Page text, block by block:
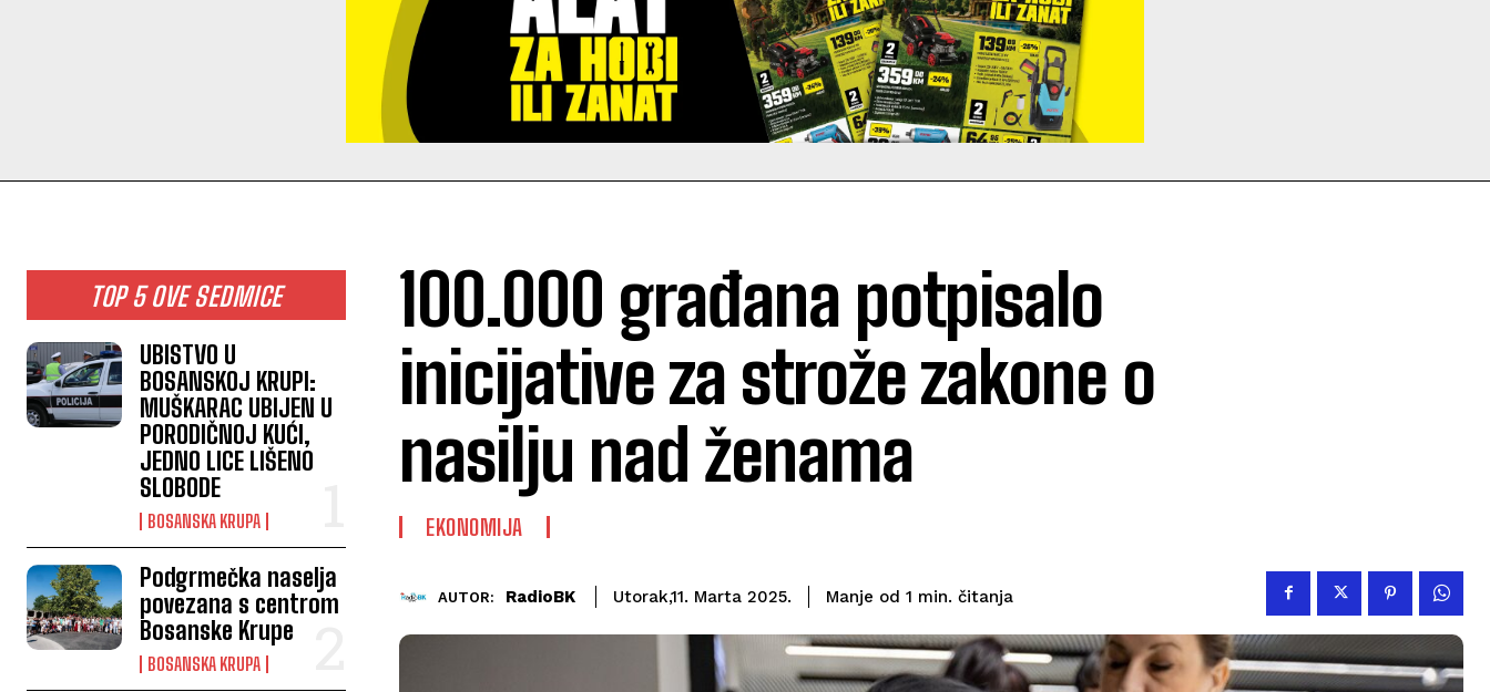
TOP 5 OVE SEDMICE
UBISTVO U
BOSANSKOJ KRUPI:
MUŠKARAC UBIJEN U
PORODIČNOJ KUĆI,
JEDNO LICE LIŠENO
SLOBODE
BOSANSKA KRUPA
Podgrmečka naselja
povezana s centrom
Bosanske Krupe
BOSANSKA KRUPA
100.000 građana potpisalo
inicijative za strože zakone o
nasilju nad ženama
EKONOMIJA
AUTOR: RadioBK Utorak,11. Marta 2025. Manje od 1 min. čitanja